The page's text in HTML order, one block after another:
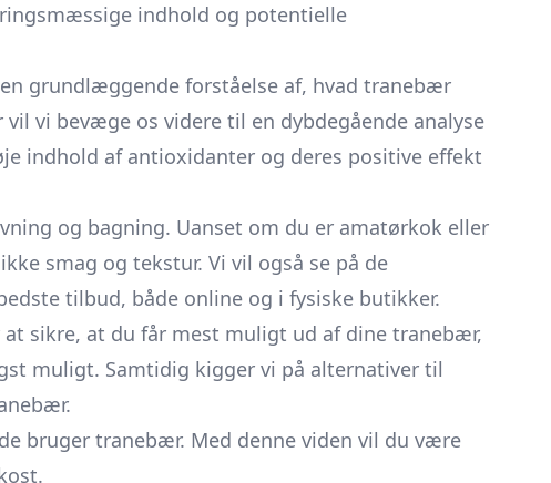
indhold og potentielle
grundlæggende forståelse af, hvad tranebær
vi bevæge os videre til en dybdegående analyse
indhold af antioxidanter og deres positive effekt
og bagning. Uanset om du er amatørkok eller
smag og tekstur. Vi vil også se på de
tilbud, både online og i fysiske butikker.
sikre, at du får mest muligt ud af dine tranebær,
muligt. Samtidig kigger vi på alternativer til
bruger tranebær. Med denne viden vil du være